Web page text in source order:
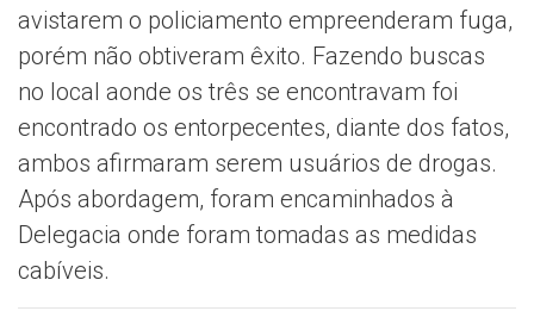
avistarem o policiamento empreenderam fuga,
porém não obtiveram êxito. Fazendo buscas
no local aonde os três se encontravam foi
encontrado os entorpecentes, diante dos fatos,
ambos afirmaram serem usuários de drogas.
Após abordagem, foram encaminhados à
Delegacia onde foram tomadas as medidas
cabíveis.